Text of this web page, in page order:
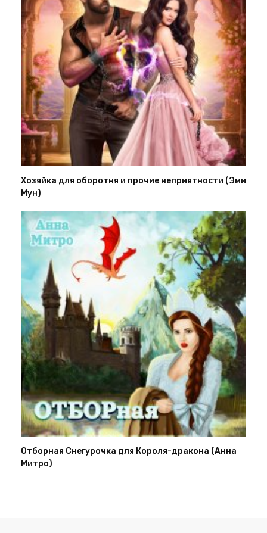
Хозяйка для оборотня и прочие неприятности (Эми
Мун)
Отборная Снегурочка для Короля-дракона (Анна
Митро)